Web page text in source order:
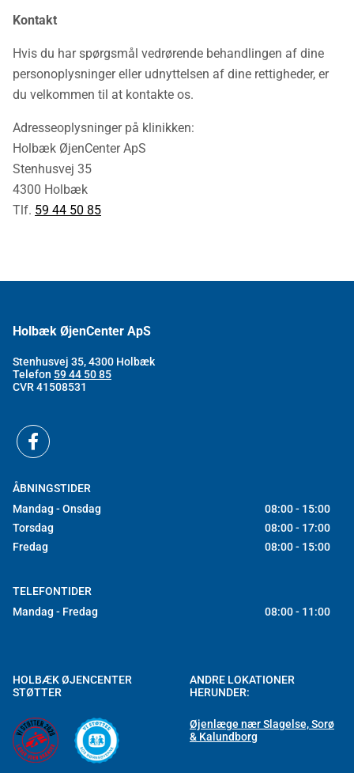
Kontakt
Hvis du har spørgsmål vedrørende behandlingen af dine
personoplysninger eller udnyttelsen af dine rettigheder, er
du velkommen til at kontakte os.
Adresseoplysninger på klinikken:
Holbæk ØjenCenter ApS
Stenhusvej 35
4300 Holbæk
Tlf. 59 44 50 85
Holbæk ØjenCenter ApS
Stenhusvej 35, 4300 Holbæk
Telefon 59 44 50 85
CVR 41508531
ÅBNINGSTIDER
Mandag - Onsdag
08:00 - 15:00
Torsdag
08:00 - 17:00
Fredag
08:00 - 15:00
TELEFONTIDER
Mandag - Fredag
08:00 - 11:00
HOLBÆK ØJENCENTER
STØTTER
ANDRE LOKATIONER
HERUNDER:
Øjenlæge nær Slagelse, Sorø
& Kalundborg